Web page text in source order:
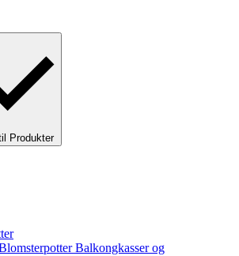
Produkter
Balkongkasser og